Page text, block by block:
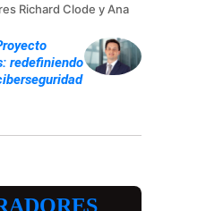
Richard Clode y Ana
redefiniendo